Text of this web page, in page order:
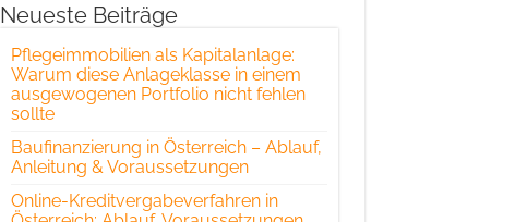
Neueste Beiträge
Pflegeimmobilien als Kapitalanlage:
Warum diese Anlageklasse in einem
ausgewogenen Portfolio nicht fehlen
sollte
Baufinanzierung in Österreich – Ablauf,
Anleitung & Voraussetzungen
Online-Kreditvergabeverfahren in